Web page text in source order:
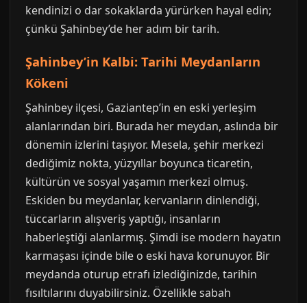
kendinizi o dar sokaklarda yürürken hayal edin;
çünkü Şahinbey’de her adım bir tarih.
Şahinbey’in Kalbi: Tarihi Meydanların
Kökeni
Şahinbey ilçesi, Gaziantep’in en eski yerleşim
alanlarından biri. Burada her meydan, aslında bir
dönemin izlerini taşıyor. Mesela, şehir merkezi
dediğimiz nokta, yüzyıllar boyunca ticaretin,
kültürün ve sosyal yaşamın merkezi olmuş.
Eskiden bu meydanlar, kervanların dinlendiği,
tüccarların alışveriş yaptığı, insanların
haberleştiği alanlarmış. Şimdi ise modern hayatın
karmaşası içinde bile o eski hava korunuyor. Bir
meydanda oturup etrafı izlediğinizde, tarihin
fısıltılarını duyabilirsiniz. Özellikle sabah